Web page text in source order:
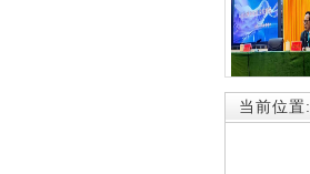
当前位置: